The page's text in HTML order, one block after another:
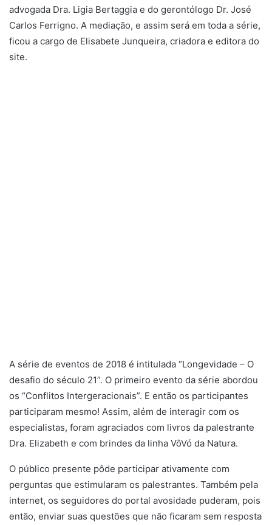
advogada Dra. Ligia Bertaggia e do gerontólogo Dr. José
Carlos Ferrigno. A mediação, e assim será em toda a série,
ficou a cargo de Elisabete Junqueira, criadora e editora do
site.
A série de eventos de 2018 é intitulada “Longevidade – O
desafio do século 21”. O primeiro evento da série abordou
os “Conflitos Intergeracionais”. E então os participantes
participaram mesmo! Assim, além de interagir com os
especialistas, foram agraciados com livros da palestrante
Dra. Elizabeth e com brindes da linha VôVó da Natura.
O público presente pôde participar ativamente com
perguntas que estimularam os palestrantes. Também pela
internet, os seguidores do portal avosidade puderam, pois
então, enviar suas questões que não ficaram sem resposta